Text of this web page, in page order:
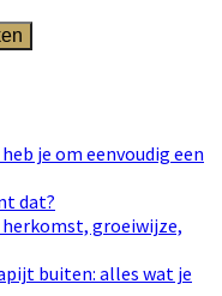
je om eenvoudig een
dat?
groeiwijze,
buiten: alles wat je